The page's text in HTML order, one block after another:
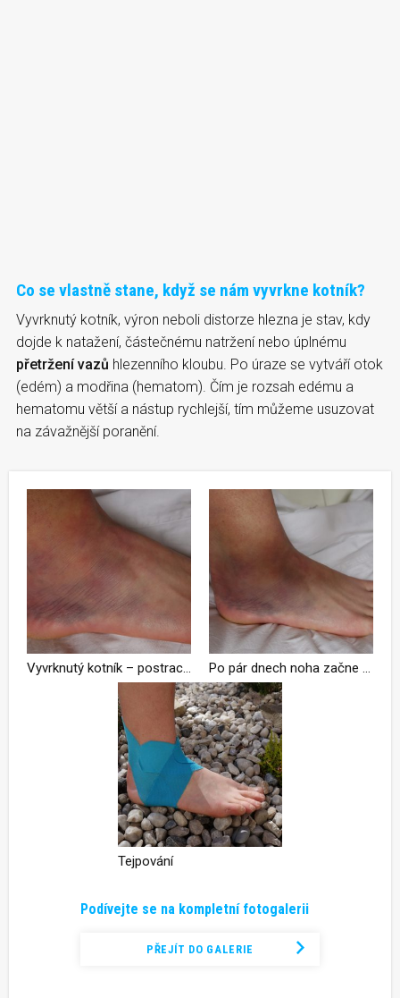
Co se vlastně stane, když se nám vyvrkne kotník?
Vyvrknutý kotník, výron neboli distorze hlezna je stav, kdy
dojde k natažení, částečnému natržení nebo úplnému
přetržení vazů hlezenního kloubu. Po úraze se vytváří otok
(edém) a modřina (hematom). Čím je rozsah edému a
hematomu větší a nástup rychlejší, tím můžeme usuzovat
na závažnější poranění.
Podívejte se na kompletní fotogalerii
PŘEJÍT DO GALERIE
Tejpování